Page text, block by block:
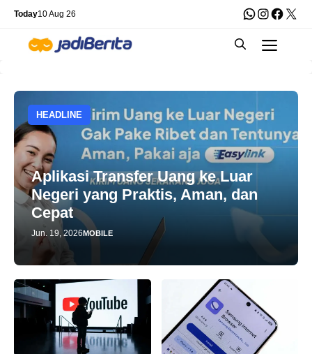
Skip
content
Today10 Aug 26 WhatsApp
X
HEADLINE
Aplikasi Transfer Uang ke Luar
Negeri yang Praktis, Aman, dan
Cepat
Jun. 19, 2026MOBILE